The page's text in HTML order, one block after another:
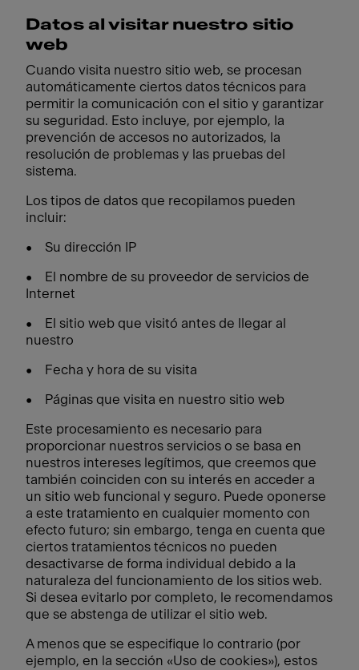
Datos al visitar nuestro sitio
web
Cuando visita nuestro sitio web, se procesan
automáticamente ciertos datos técnicos para
permitir la comunicación con el sitio y garantizar
su seguridad. Esto incluye, por ejemplo, la
prevención de accesos no autorizados, la
resolución de problemas y las pruebas del
sistema.
Los tipos de datos que recopilamos pueden
incluir:
• Su dirección IP
• El nombre de su proveedor de servicios de
Internet
• El sitio web que visitó antes de llegar al
nuestro
• Fecha y hora de su visita
• Páginas que visita en nuestro sitio web
Este procesamiento es necesario para
proporcionar nuestros servicios o se basa en
nuestros intereses legítimos, que creemos que
también coinciden con su interés en acceder a
un sitio web funcional y seguro. Puede oponerse
a este tratamiento en cualquier momento con
efecto futuro; sin embargo, tenga en cuenta que
ciertos tratamientos técnicos no pueden
desactivarse de forma individual debido a la
naturaleza del funcionamiento de los sitios web.
Si desea evitarlo por completo, le recomendamos
que se abstenga de utilizar el sitio web.
A menos que se especifique lo contrario (por
ejemplo, en la sección «Uso de cookies»), estos